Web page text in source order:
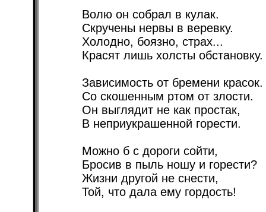
Волю он собрал в кулак.
Скручены нервы в веревку.
Холодно, боязно, страх...
Красят лишь холсты обстановку.
Зависимость от бремени красок.
Со скошенным ртом от злости.
Он выглядит не как простак,
В неприукрашенной горести.
Можно б с дороги сойти,
Бросив в пыль ношу и горести?
Жизни другой не снести,
Той, что дала ему гордость!